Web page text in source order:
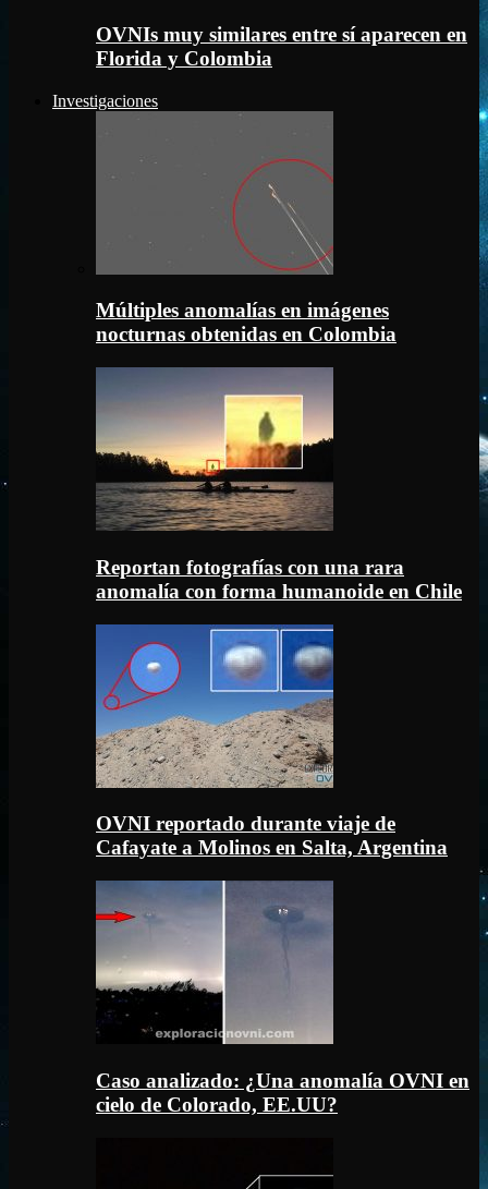
OVNIs muy similares entre sí aparecen en
Florida y Colombia
Investigaciones
Múltiples anomalías en imágenes
nocturnas obtenidas en Colombia
Reportan fotografías con una rara
anomalía con forma humanoide en Chile
OVNI reportado durante viaje de
Cafayate a Molinos en Salta, Argentina
Caso analizado: ¿Una anomalía OVNI en
cielo de Colorado, EE.UU?